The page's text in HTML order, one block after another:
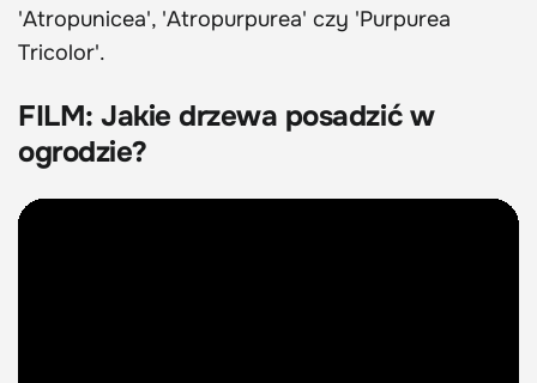
'Atropunicea', 'Atropurpurea' czy 'Purpurea
Tricolor'.
FILM: Jakie drzewa posadzić w
ogrodzie?